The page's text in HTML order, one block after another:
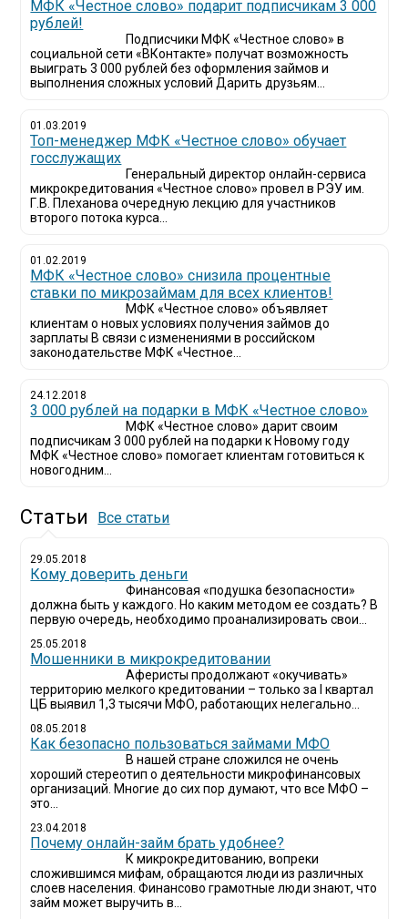
МФК «Честное слово» подарит подписчикам 3 000
рублей!
Подписчики МФК «Честное слово» в
социальной сети «ВКонтакте» получат возможность
выиграть 3 000 рублей без оформления займов и
выполнения сложных условий Дарить друзьям...
01.03.2019
Топ-менеджер МФК «Честное слово» обучает
госслужащих
Генеральный директор онлайн-сервиса
микрокредитования «Честное слово» провел в РЭУ им.
Г.В. Плеханова очередную лекцию для участников
второго потока курса...
01.02.2019
МФК «Честное слово» снизила процентные
ставки по микрозаймам для всех клиентов!
МФК «Честное слово» объявляет
клиентам о новых условиях получения займов до
зарплаты В связи с изменениями в российском
законодательстве МФК «Честное...
24.12.2018
3 000 рублей на подарки в МФК «Честное слово»
МФК «Честное слово» дарит своим
подписчикам 3 000 рублей на подарки к Новому году
МФК «Честное слово» помогает клиентам готовиться к
новогодним...
Статьи Все статьи
29.05.2018
Кому доверить деньги
Финансовая «подушка безопасности»
должна быть у каждого. Но каким методом ее создать? В
первую очередь, необходимо проанализировать свои...
25.05.2018
Мошенники в микрокредитовании
Аферисты продолжают «окучивать»
территорию мелкого кредитовании – только за I квартал
ЦБ выявил 1,3 тысячи МФО, работающих нелегально...
08.05.2018
Как безопасно пользоваться займами МФО
В нашей стране сложился не очень
хороший стереотип о деятельности микрофинансовых
организаций. Многие до сих пор думают, что все МФО –
это...
23.04.2018
Почему онлайн-займ брать удобнее?
К микрокредитованию, вопреки
сложившимся мифам, обращаются люди из различных
слоев населения. Финансово грамотные люди знают, что
займ может выручить в...